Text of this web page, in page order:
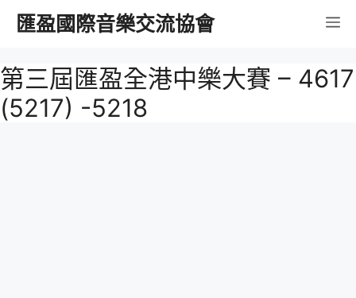
容
匯盈國際音樂交流協會 選
單
第三屆匯盈全港中樂大賽 – 4617
(5217) -5218